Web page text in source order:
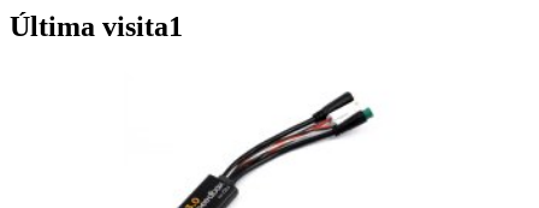
Última visita1